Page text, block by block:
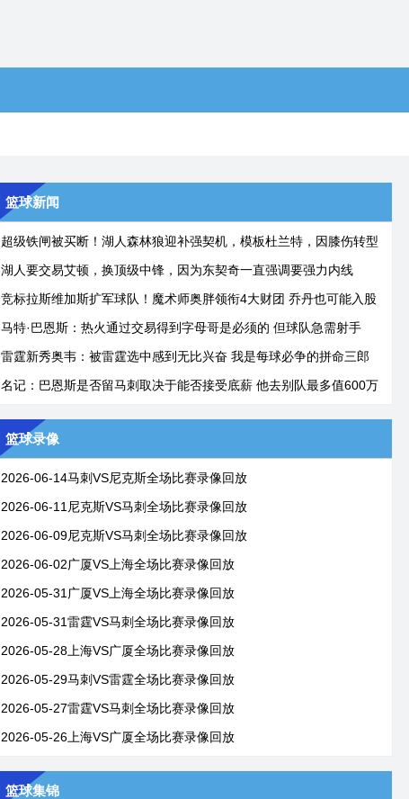
篮球新闻
超级铁闸被买断！湖人森林狼迎补强契机，模板杜兰特，因膝伤转型
湖人要交易艾顿，换顶级中锋，因为东契奇一直强调要强力内线
竞标拉斯维加斯扩军球队！魔术师奥胖领衔4大财团 乔丹也可能入股
马特·巴恩斯：热火通过交易得到字母哥是必须的 但球队急需射手
雷霆新秀奥韦：被雷霆选中感到无比兴奋 我是每球必争的拼命三郎
名记：巴恩斯是否留马刺取决于能否接受底薪 他去别队最多值600万
篮球录像
2026-06-14马刺VS尼克斯全场比赛录像回放
2026-06-11尼克斯VS马刺全场比赛录像回放
2026-06-09尼克斯VS马刺全场比赛录像回放
2026-06-02广厦VS上海全场比赛录像回放
2026-05-31广厦VS上海全场比赛录像回放
2026-05-31雷霆VS马刺全场比赛录像回放
2026-05-28上海VS广厦全场比赛录像回放
2026-05-29马刺VS雷霆全场比赛录像回放
2026-05-27雷霆VS马刺全场比赛录像回放
2026-05-26上海VS广厦全场比赛录像回放
篮球集锦